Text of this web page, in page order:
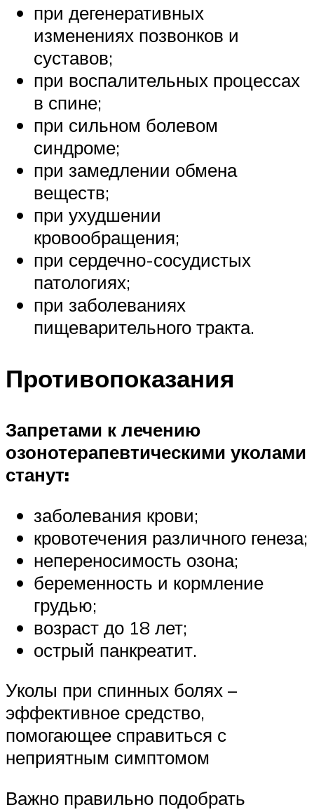
при дегенеративных
изменениях позвонков и
суставов;
при воспалительных процессах
в спине;
при сильном болевом
синдроме;
при замедлении обмена
веществ;
при ухудшении
кровообращения;
при сердечно-сосудистых
патологиях;
при заболеваниях
пищеварительного тракта.
Противопоказания
Запретами к лечению
озонотерапевтическими уколами
станут:
заболевания крови;
кровотечения различного генеза;
непереносимость озона;
беременность и кормление
грудью;
возраст до 18 лет;
острый панкреатит.
Уколы при спинных болях –
эффективное средство,
помогающее справиться с
неприятным симптомом
Важно правильно подобрать